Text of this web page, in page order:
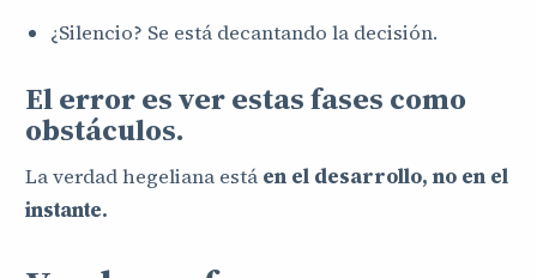
¿Silencio? Se está decantando la decisión.
El error es ver estas fases como
obstáculos.
La verdad hegeliana está en el desarrollo, no en el
instante.